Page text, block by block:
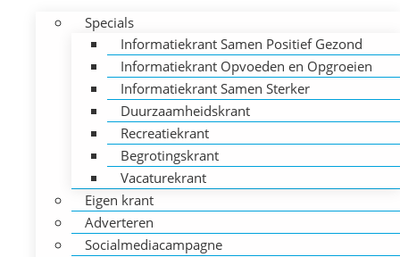
Specials
Informatiekrant Samen Positief Gezond
Informatiekrant Opvoeden en Opgroeien
Informatiekrant Samen Sterker
Duurzaamheidskrant
Recreatiekrant
Begrotingskrant
Vacaturekrant
Eigen krant
Adverteren
Socialmediacampagne